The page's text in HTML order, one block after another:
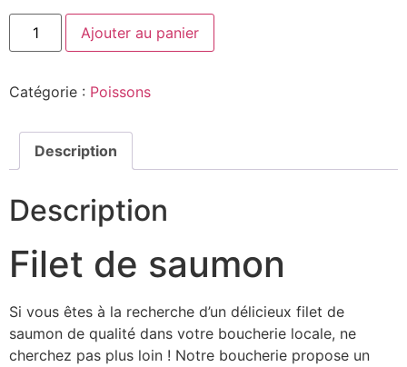
Ajouter au panier
Catégorie : Poissons
Description
Description
Filet de saumon
Si vous êtes à la recherche d’un délicieux filet de
saumon de qualité dans votre boucherie locale, ne
cherchez pas plus loin ! Notre boucherie propose un